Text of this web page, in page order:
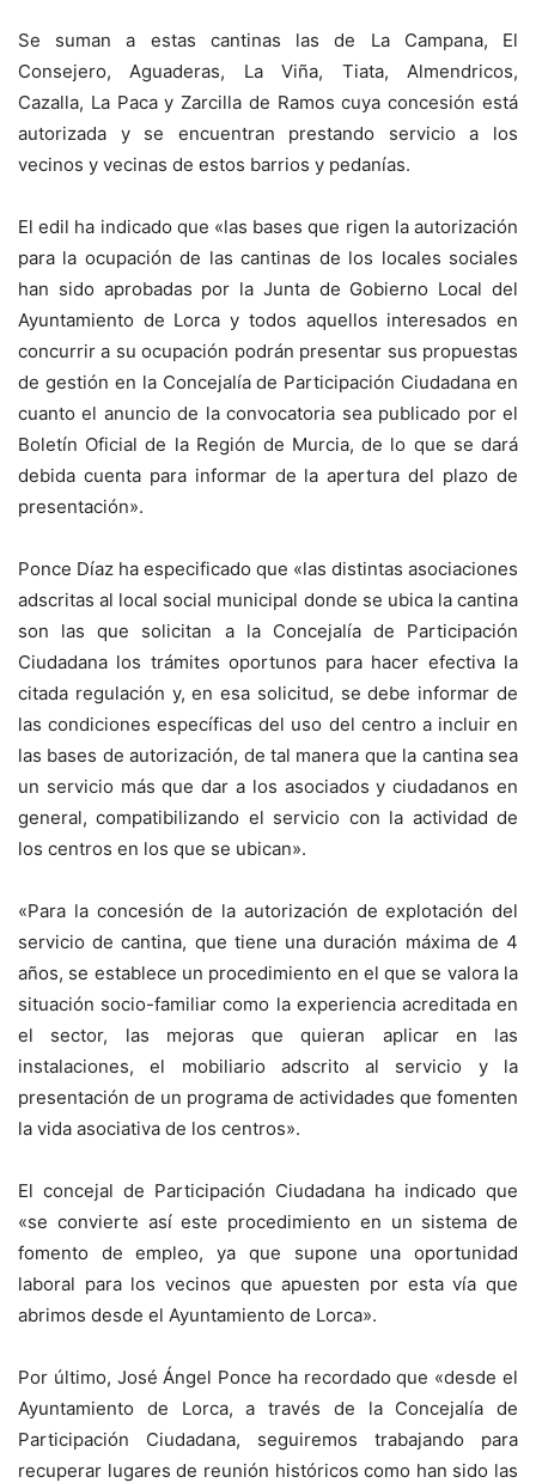
Se suman a estas cantinas las de La Campana, El
Consejero, Aguaderas, La Viña, Tiata, Almendricos,
Cazalla, La Paca y Zarcilla de Ramos cuya concesión está
autorizada y se encuentran prestando servicio a los
vecinos y vecinas de estos barrios y pedanías.
El edil ha indicado que «las bases que rigen la autorización
para la ocupación de las cantinas de los locales sociales
han sido aprobadas por la Junta de Gobierno Local del
Ayuntamiento de Lorca y todos aquellos interesados en
concurrir a su ocupación podrán presentar sus propuestas
de gestión en la Concejalía de Participación Ciudadana en
cuanto el anuncio de la convocatoria sea publicado por el
Boletín Oficial de la Región de Murcia, de lo que se dará
debida cuenta para informar de la apertura del plazo de
presentación».
Ponce Díaz ha especificado que «las distintas asociaciones
adscritas al local social municipal donde se ubica la cantina
son las que solicitan a la Concejalía de Participación
Ciudadana los trámites oportunos para hacer efectiva la
citada regulación y, en esa solicitud, se debe informar de
las condiciones específicas del uso del centro a incluir en
las bases de autorización, de tal manera que la cantina sea
un servicio más que dar a los asociados y ciudadanos en
general, compatibilizando el servicio con la actividad de
los centros en los que se ubican».
«Para la concesión de la autorización de explotación del
servicio de cantina, que tiene una duración máxima de 4
años, se establece un procedimiento en el que se valora la
situación socio-familiar como la experiencia acreditada en
el sector, las mejoras que quieran aplicar en las
instalaciones, el mobiliario adscrito al servicio y la
presentación de un programa de actividades que fomenten
la vida asociativa de los centros».
El concejal de Participación Ciudadana ha indicado que
«se convierte así este procedimiento en un sistema de
fomento de empleo, ya que supone una oportunidad
laboral para los vecinos que apuesten por esta vía que
abrimos desde el Ayuntamiento de Lorca».
Por último, José Ángel Ponce ha recordado que «desde el
Ayuntamiento de Lorca, a través de la Concejalía de
Participación Ciudadana, seguiremos trabajando para
recuperar lugares de reunión históricos como han sido las